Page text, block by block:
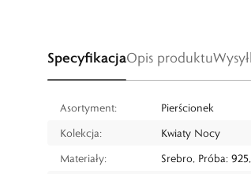
SpecyfikacjaOpis produktu
Asortyment:
Pierścionek
Kolekcja:
Kwiaty Nocy
Materiały:
Srebro, Próba: